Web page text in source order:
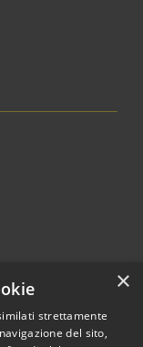
×
strettamente
del sito,